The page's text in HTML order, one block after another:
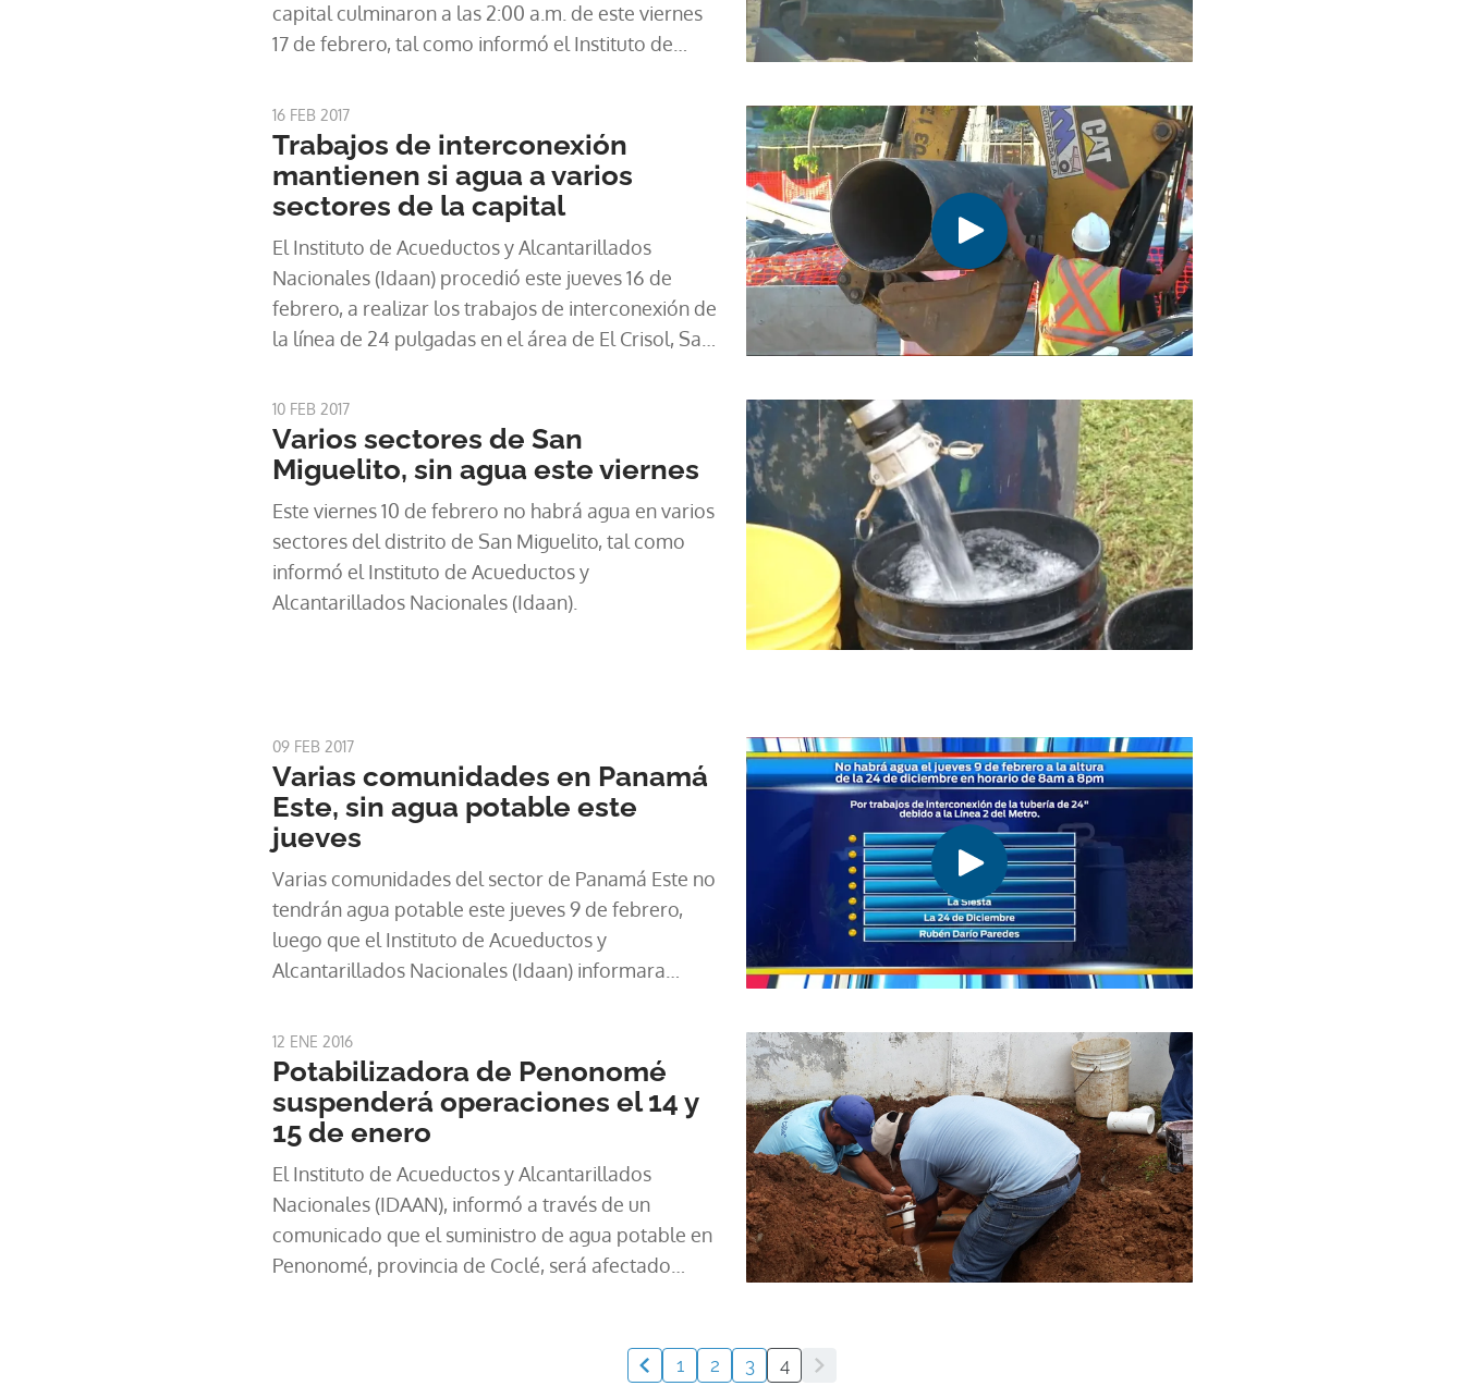
capital culminaron a las 2:00 a.m. de este viernes
17 de febrero, tal como informó el Instituto de
mediante un comunicado.
16 FEB 2017
Trabajos de interconexión
mantienen si agua a varios
sectores de la capital
El Instituto de Acueductos y Alcantarillados
Nacionales (Idaan) procedió este jueves 16 de
febrero, a realizar los trabajos de interconexión de
la línea de 24 pulgadas en el área de El Crisol, San
no tendrán agua potable.
10 FEB 2017
Varios sectores de San
Miguelito, sin agua este viernes
Este viernes 10 de febrero no habrá agua en varios
sectores del distrito de San Miguelito, tal como
informó el Instituto de Acueductos y
Alcantarillados Nacionales (Idaan).
09 FEB 2017
Varias comunidades en Panamá
Este, sin agua potable este
jueves
Varias comunidades del sector de Panamá Este no
tendrán agua potable este jueves 9 de febrero,
luego que el Instituto de Acueductos y
Alcantarillados Nacionales (Idaan) informara
trabajos de interconexión para la Línea 2 del
Metro de Panamá, en la tubería de 24”, a la altura
del sector 24 de diciembre.
12 ENE 2016
Potabilizadora de Penonomé
suspenderá operaciones el 14 y
15 de enero
El Instituto de Acueductos y Alcantarillados
Nacionales (IDAAN), informó a través de un
comunicado que el suministro de agua potable en
Penonomé, provincia de Coclé, será afectado
1 2 3 4